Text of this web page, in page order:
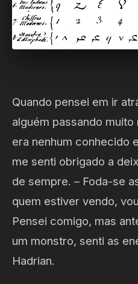
Quando pensei em ir
alguém passando
era nenhum conhecido
me senti obrigado a
de sempre. – Foda-se
quem estiver vendo,
Pensei comigo, mas
um monstro, senti as
Hadrian.